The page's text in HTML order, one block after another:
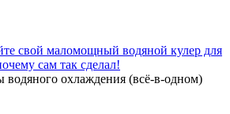
свой маломощный водяной кулер для
сам так сделал!
водяного охлаждения (всё-в-одном)